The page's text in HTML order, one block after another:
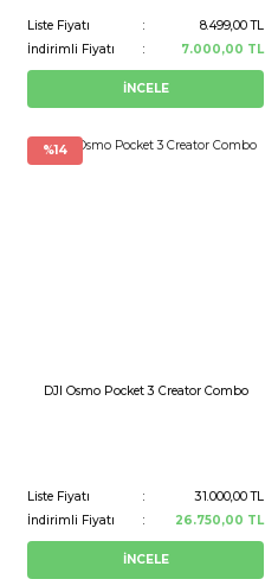
Liste Fiyatı
8.499,00 TL
İndirimli Fiyatı
7.000,00 TL
İNCELE
%14
DJI Osmo Pocket 3 Creator Combo
Liste Fiyatı
31.000,00 TL
İndirimli Fiyatı
26.750,00 TL
İNCELE